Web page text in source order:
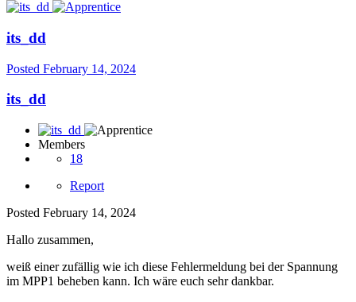
its_dd
Posted February 14, 2024
its_dd
Members
18
Report
Posted February 14, 2024
Hallo zusammen,
weiß einer zufällig wie ich diese Fehlermeldung bei der Spannung
im MPP1 beheben kann. Ich wäre euch sehr dankbar.